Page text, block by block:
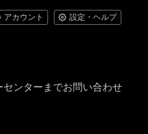
アカウント 設定・ヘルプ
ンターまでお問い合わせ